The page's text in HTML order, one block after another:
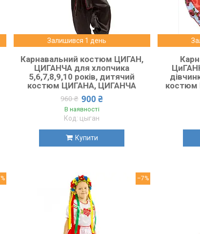
Залишився 1 день
Карнавальний костюм ЦИГАН,
ЦИГАНЧА для хлопчика
5,6,7,8,9,10 років, дитячий
костюм ЦИГАНА, ЦИГАНЧА
960 ₴ 900 ₴
В наявності
цыган
Купити
костюм
–7%